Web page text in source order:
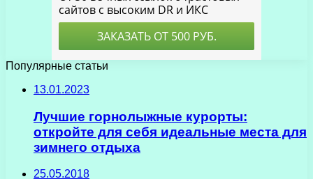
Популярные статьи
13.01.2023
Лучшие горнолыжные курорты:
откройте для себя идеальные места для
зимнего отдыха
25.05.2018